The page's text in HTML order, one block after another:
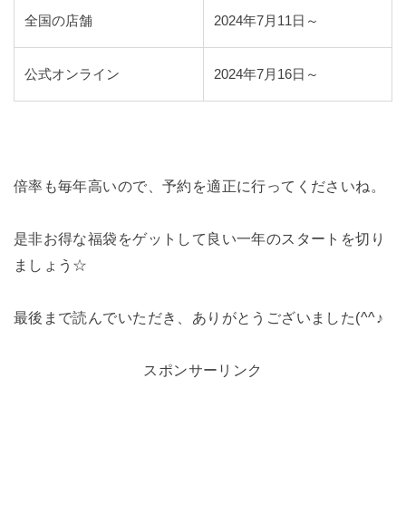
全国の店舗 2024年7月11日～
公式オンライン 2024年7月16日～
倍率も毎年高いので、予約を適正に行ってくださいね。
是非お得な福袋をゲットして良い一年のスタートを切り
ましょう☆
最後まで読んでいただき、ありがとうございました(^^♪
スポンサーリンク